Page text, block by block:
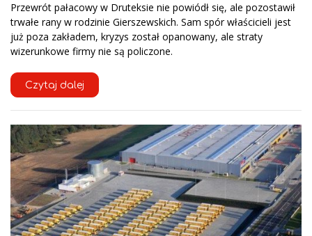
Przewrót pałacowy w Druteksie nie powiódł się, ale pozostawił
trwałe rany w rodzinie Gierszewskich. Sam spór właścicieli jest
już poza zakładem, kryzys został opanowany, ale straty
wizerunkowe firmy nie są policzone.
Czytaj dalej